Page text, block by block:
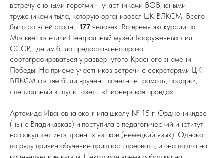
встречу с юными героями – участниками ВОВ, юными
тружениками тыла, которую организовал ЦК ВЛКСМ. Всего
было со всей страны 177 человек. Во время экскурсии по
Москве посетили Центральный музей Вооруженных сил
СССР, где им было предоставлено право
сфотографироваться у развернутого Красного знамени
Победы. На приеме участников встречи с секретарями ЦК
ВЛКСМ гостям были вручены почетные грамоты, подарки,
специальный выпуск газеты «Пионерская правда».
Артемида Ивановна окончила школу № 15 г. Орджоникидзе
(ныне Владикавказ) и поступила в педагогический институт
на факультет иностранных языков (немецкий язык). Однако
по ряду причин обучение пришлось прервать, и она пошла на